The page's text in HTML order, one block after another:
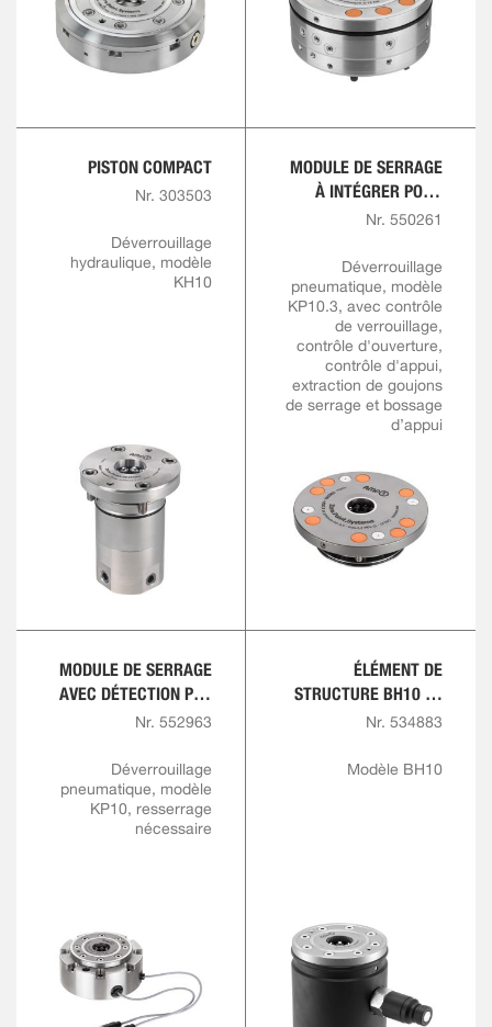
PISTON COMPACT
Nr. 303503
Déverrouillage
hydraulique, modèle
KH10
MODULE DE SERRAGE
À INTÉGRER POUR
SOLUTIONS
Nr. 550261
Déverrouillage
pneumatique, modèle
KP10.3, avec contrôle
de verrouillage,
contrôle d'ouverture,
contrôle d'appui,
extraction de goujons
de serrage et bossage
d’appui
MODULE DE SERRAGE
AVEC DÉTECTION PAR
CAPTEUR POUR
BLOCAGE
Nr. 552963
Déverrouillage
pneumatique, modèle
KP10, resserrage
nécessaire
ÉLÉMENT DE
STRUCTURE BH10 ET
BH20, HYDRAULIQUE
Nr. 534883
Modèle BH10